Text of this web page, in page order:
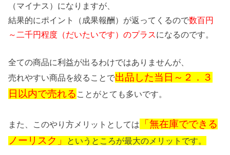
（マイナス）になりますが、
結果的にポイント（成果報酬）が返ってくるので数百円
～二千円程度（だいたいです）のプラスになるのです。
全ての商品に利益が出るわけではありませんが、
売れやすい商品を絞ることで出品した当日～２．３
日以内で売れる ことがとても多いです。
また、このやり方メリットとしては
「無在庫でできる
ノーリスク」
というところが最大のメリットです。